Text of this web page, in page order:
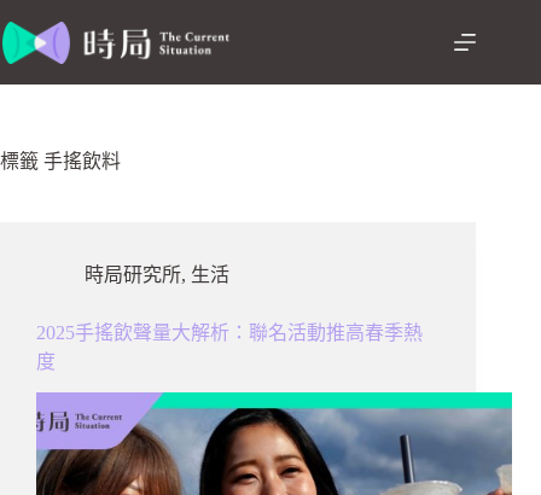
至
容
標籤 手搖飲料
時局研究所, 生活
2025手搖飲聲量大解析：聯名活動推高春季熱
度